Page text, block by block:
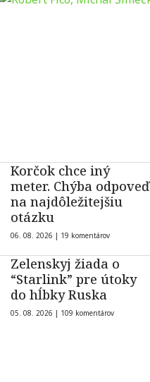
Korčok chce iný
meter. Chýba odpoveď
na najdôležitejšiu
otázku
06. 08. 2026 | 19 komentárov
Zelenskyj žiada o
“Starlink” pre útoky
do hĺbky Ruska
05. 08. 2026 | 109 komentárov